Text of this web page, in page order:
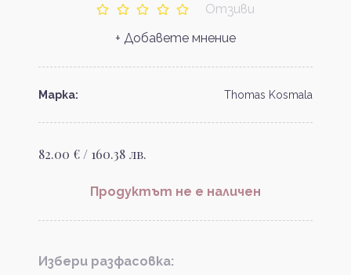
Отзиви
+ Добавете мнение
Марка: Thomas Kosmala
82.00 € / 160.38 лв.
Продуктът не е наличен
Избери разфасовка: